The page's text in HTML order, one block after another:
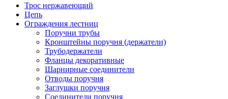
Трос нержавеющий
Цепь
Ограждения лестниц
Поручни трубы
Кронштейны поручня (держатели)
Трубодержатели
Фланцы декоративные
Шарнирные соединители
Отводы поручня
Заглушки поручня
Соединители поручня